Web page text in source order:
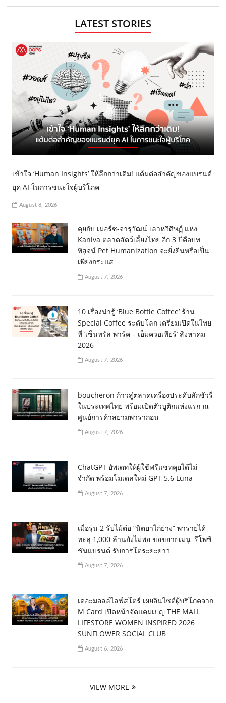
LATEST STORIES
เข้าใจ ‘Human Insights’ ให้ลึกกว่าเดิม! แต้มต่อสำคัญของแบรนด์
ยุค AI ในการชนะใจผู้บริโภค
August 8, 2026
คุยกับ เมอร์ซ-จารุวัฒน์ เลาหวิศิษฏ์ แห่ง
Kaniva ตลาดสัตว์เลี้ยงไทย อีก 3 ปีคือบท
พิสูจน์ Pet Humanization จะยั่งยืนหรือเป็น
เพียงกระแส
August 7, 2026
10 เรื่องน่ารู้ ‘Blue Bottle Coffee’ ร้าน
Special Coffee ระดับโลก เตรียมเปิดในไทย
ที่ ‘เซ็นทรัล พาร์ค – เอ็มควอเทียร์’ สิงหาคม
2026
August 7, 2026
boucheron ก้าวสู่ตลาดเครื่องประดับลักชัวรี่
ในประเทศไทย พร้อมเปิดตัวบูติกแห่งแรก ณ
ศูนย์การค้าสยามพารากอน
August 7, 2026
ChatGPT อัพเดทให้ผู้ใช้ฟรีแชทคุยได้ไม่
จำกัด พร้อมโมเดลใหม่ GPT-5.6 Luna
August 7, 2026
เมื่อรุ่น 2 รับไม้ต่อ “นิตยาไก่ย่าง” พารายได้
ทะลุ 1,000 ล้านยังไม่พอ ขอขยายเมนู–รีโพซิ
ชันแบรนด์ รับการโตระยะยาว
August 7, 2026
เดอะมอลล์ไลฟ์สโตร์ เผยอินไซต์ผู้บริโภคจาก
M Card เปิดหน้าจัดแคมเปญ THE MALL
LIFESTORE WOMEN INSPIRED 2026
SUNFLOWER SOCIAL CLUB
August 6, 2026
VIEW MORE